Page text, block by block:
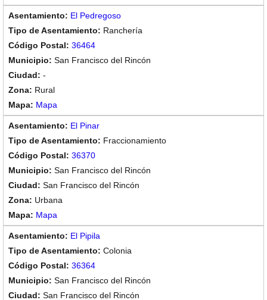
El Pedregoso
Ranchería
36464
San Francisco del Rincón
-
Rural
Mapa
El Pinar
Fraccionamiento
36370
San Francisco del Rincón
San Francisco del Rincón
Urbana
Mapa
El Pipila
Colonia
36364
San Francisco del Rincón
San Francisco del Rincón